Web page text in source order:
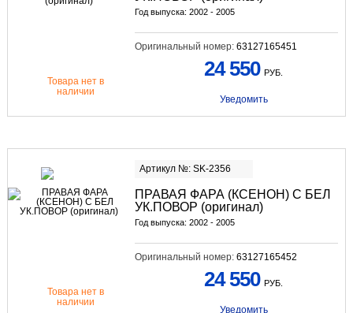
Год выпуска: 2002 - 2005
Оригинальный номер: 63127165451
Товара нет в
наличии
24 550 РУБ.
Уведомить
Артикул №: SK-2356
ПРАВАЯ ФАРА (КСЕНОН) С БЕЛ
УК.ПОВОР (оригинал)
Год выпуска: 2002 - 2005
Оригинальный номер: 63127165452
Товара нет в
наличии
24 550 РУБ.
Уведомить